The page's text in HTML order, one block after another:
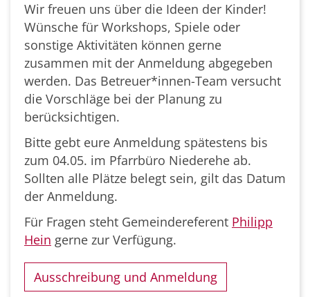
Wir freuen uns über die Ideen der Kinder!
Wünsche für Workshops, Spiele oder
sonstige Aktivitäten können gerne
zusammen mit der Anmeldung abgegeben
werden. Das Betreuer*innen-Team versucht
die Vorschläge bei der Planung zu
berücksichtigen.
Bitte gebt eure Anmeldung spätestens bis
zum 04.05. im Pfarrbüro Niederehe ab.
Sollten alle Plätze belegt sein, gilt das Datum
der Anmeldung.
Für Fragen steht Gemeindereferent Philipp
Hein gerne zur Verfügung.
Ausschreibung und Anmeldung